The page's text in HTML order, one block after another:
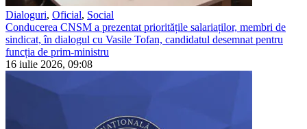
Dialoguri, Oficial, Social
Conducerea CNSM a prezentat prioritățile salariaților, membri de
sindicat, în dialogul cu Vasile Tofan, candidatul desemnat pentru
funcția de prim-ministru
16 iulie 2026, 09:08